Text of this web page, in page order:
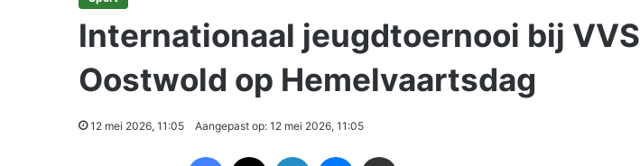
Internationaal jeugdtoernooi bij VVS
Oostwold op Hemelvaartsdag
12 mei 2026, 11:05 Aangepast op: 12 mei 2026, 11:05